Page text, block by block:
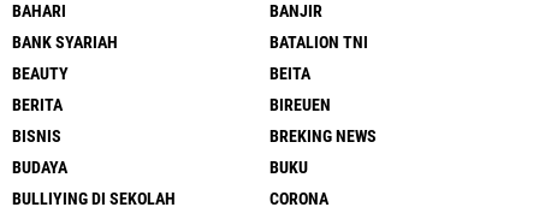
BAHARI
BANJIR
BANK SYARIAH
BATALION TNI
BEAUTY
BEITA
BERITA
BIREUEN
BISNIS
BREKING NEWS
BUDAYA
BUKU
BULLIYING DI SEKOLAH
CORONA